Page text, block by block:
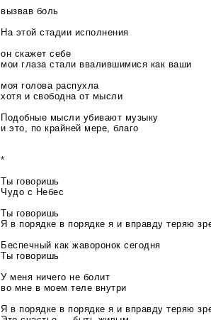
вызвав боль
На этой стадии исполнения
он скажет себе
мои глаза стали ввалившимися как ваши
моя голова распухла
хотя и свободна от мысли
Подобные мысли убивают музыку
и это, по крайней мере, благо
*
Ты говоришь
Чудо с Небес
Ты говоришь
Я в порядке в порядке я и вправду теряю
Беспечный как жаворонок сегодня
Ты говоришь
У меня ничего не болит
во мне в моем теле внутри
Я в порядке в порядке я и вправду теряю